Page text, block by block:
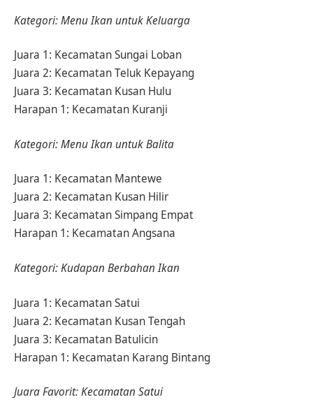
Kategori: Menu Ikan untuk Keluarga
Juara 1: Kecamatan Sungai Loban
Juara 2: Kecamatan Teluk Kepayang
Juara 3: Kecamatan Kusan Hulu
Harapan 1: Kecamatan Kuranji
Kategori: Menu Ikan untuk Balita
Juara 1: Kecamatan Mantewe
Juara 2: Kecamatan Kusan Hilir
Juara 3: Kecamatan Simpang Empat
Harapan 1: Kecamatan Angsana
Kategori: Kudapan Berbahan Ikan
Juara 1: Kecamatan Satui
Juara 2: Kecamatan Kusan Tengah
Juara 3: Kecamatan Batulicin
Harapan 1: Kecamatan Karang Bintang
Juara Favorit: Kecamatan Satui